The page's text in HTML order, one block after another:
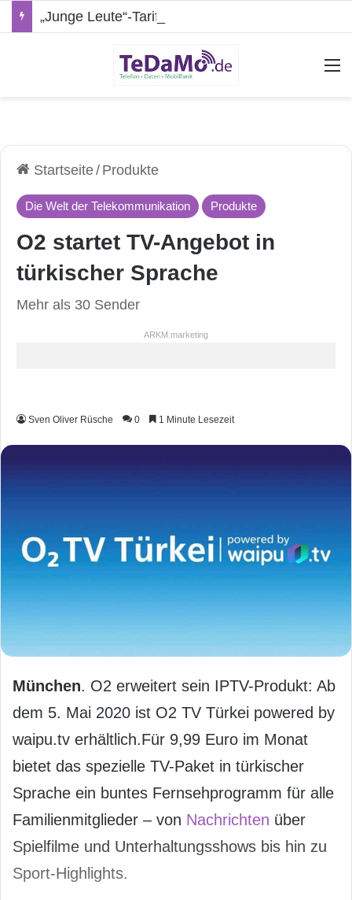
Startseite/ Produkte
Die Welt der Telekommunikation Produkte
O2 startet TV-Angebot in
türkischer Sprache
Mehr als 30 Sender
ARKM.marketing
Sven Oliver Rüsche 0 1 Minute Lesezeit
München. O2 erweitert sein IPTV-Produkt: Ab
dem 5. Mai 2020 ist O2 TV Türkei powered by
waipu.tv erhältlich.Für 9,99 Euro im Monat
bietet das spezielle TV-Paket in türkischer
Sprache ein buntes Fernsehprogramm für alle
Familienmitglieder – von Nachrichten über
Spielfilme und Unterhaltungsshows bis hin zu
Sport-Highlights.